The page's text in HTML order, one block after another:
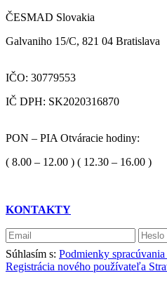
ČESMAD Slovakia
Galvaniho 15/C, 821 04 Bratislava
IČO: 30779553
IČ DPH: SK2020316870
PON – PIA Otváracie hodiny:
( 8.00 – 12.00 ) ( 12.30 – 16.00 )
KONTAKTY
Súhlasím s: Podmienky
Registrácia nového používateľa